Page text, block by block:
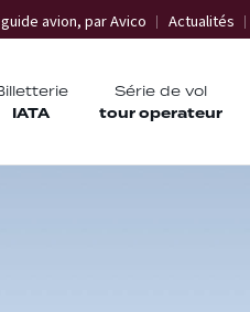
avion, par Avico Actualités
IATA
Série de vol
tour operateur